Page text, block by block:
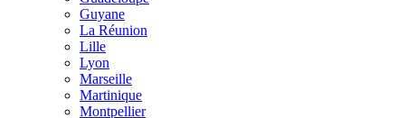
Guyane
La Réunion
Lille
Lyon
Marseille
Martinique
Montpellier